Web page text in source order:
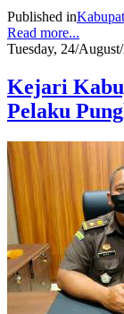
Published in
Read more...
Tuesday, 24/
Kejari
Pelaku